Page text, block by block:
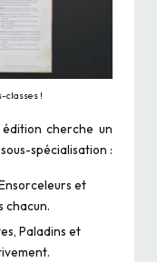
classes !
cherche un
spécialisation :
et
chacun.
Paladins et